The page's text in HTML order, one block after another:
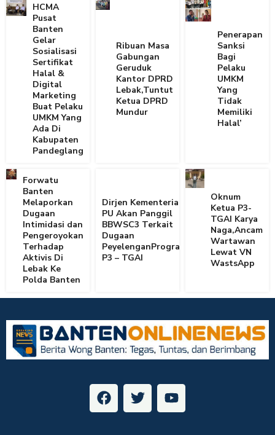
HCMA
Pusat
Banten
Gelar
Sosialisasi
Sertifikat
Halal &
Digital
Marketing
Buat Pelaku
UMKM Yang
Ada Di
Kabupaten
Pandeglang
Ribuan Masa
Gabungan
Geruduk
Kantor DPRD
Lebak,Tuntut
Ketua DPRD
Mundur
Penerapan
Sanksi
Bagi
Pelaku
UMKM
Yang
Tidak
Memiliki
Halal’
Forwatu
Banten
Melaporkan
Dugaan
Intimidasi dan
Pengeroyokan
Terhadap
Aktivis Di
Lebak Ke
Polda Banten
Dirjen Kementerian
PU Akan Panggil
BBWSC3 Terkait
Dugaan
PeyelenganProgram
P3 – TGAI
Oknum
Ketua P3-
TGAI Karya
Naga,Ancam
Wartawan
Lewat VN
WastsApp